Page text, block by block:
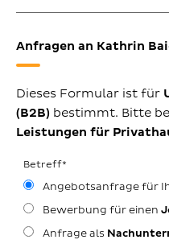
Anfragen an Kathrin
Dieses Formular ist für
(B2B) bestimmt. Bitte
Leistungen für
Betreff*
Angebotsanfrage für
Bewerbung für einen
Anfrage als